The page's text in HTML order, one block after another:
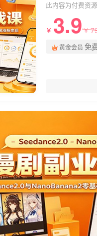
此内容为付费资
￥ 3.9￥
黄金会员 免